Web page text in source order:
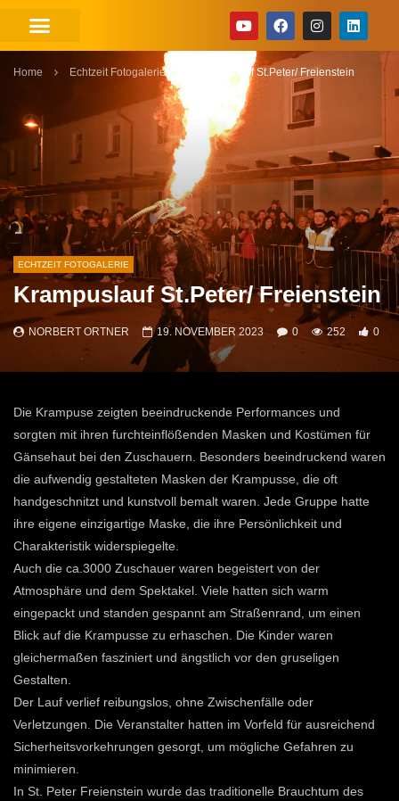
Home Echtzeit Fotogalerie Krampuslauf St.Peter/ Freienstein
ECHTZEIT FOTOGALERIE
Krampuslauf St.Peter/ Freienstein
NORBERT ORTNER 19. NOVEMBER 2023 0 252 0
Die Krampuse zeigten beeindruckende Performances und
sorgten mit ihren furchteinflößenden Masken und Kostümen für
Gänsehaut bei den Zuschauern. Besonders beeindruckend waren
die aufwendig gestalteten Masken der Krampusse, die oft
handgeschnitzt und kunstvoll bemalt waren. Jede Gruppe hatte
ihre eigene einzigartige Maske, die ihre Persönlichkeit und
Charakteristik widerspiegelte.
Auch die ca.3000 Zuschauer waren begeistert von der
Atmosphäre und dem Spektakel. Viele hatten sich warm
eingepackt und standen gespannt am Straßenrand, um einen
Blick auf die Krampusse zu erhaschen. Die Kinder waren
gleichermaßen fasziniert und ängstlich vor den gruseligen
Gestalten.
Der Lauf verlief reibungslos, ohne Zwischenfälle oder
Verletzungen. Die Veranstalter hatten im Vorfeld für ausreichend
Sicherheitsvorkehrungen gesorgt, um mögliche Gefahren zu
minimieren.
In St. Peter Freienstein wurde das traditionelle Brauchtum des